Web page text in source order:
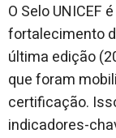
O Selo UNICEF
fortalecimento
última edição
que foram
certificação.
indicadores-